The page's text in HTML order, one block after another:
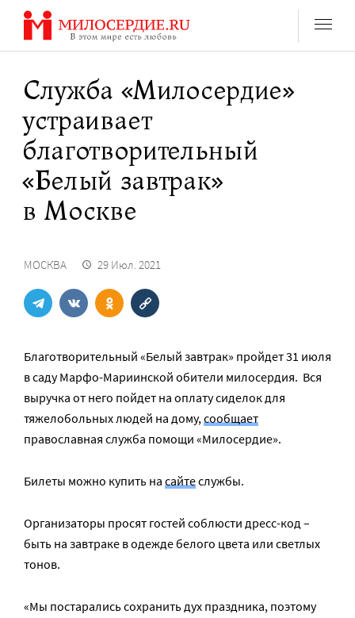
Перейти
содержанию
Служба «Милосердие»
устраивает
благотворительный
«Белый завтрак»
в Москве
МОСКВА 29 Июл. 2021
Благотворительный «Белый завтрак» пройдет 31 июля
в саду Марфо-Мариинской обители милосердия. Вся
выручка от него пойдет на оплату сиделок для
тяжелобольных людей на дому,сообщает
православная служба помощи «Милосердие».
Билеты можно купить на сайтеслужбы.
Организаторы просят гостей соблюсти дресс-код –
быть на завтраке в одежде белого цвета или светлых
тонов.
«Мы постарались сохранить дух праздника, поэтому